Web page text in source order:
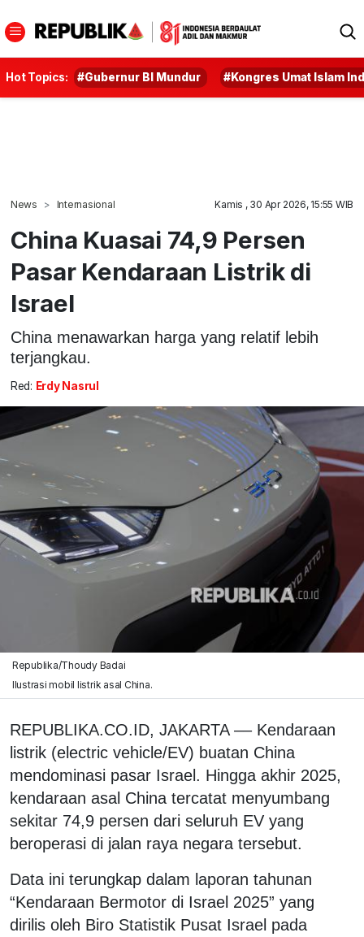
Hot Topics: #Gubernur BI Mundur #Kongres Umat Islam
News Internasional Kamis , 30 Apr 2026, 15:55 WIB
China Kuasai 74,9 Persen
Pasar Kendaraan Listrik di
Israel
China menawarkan harga yang relatif lebih
terjangkau.
Red: Erdy Nasrul
Republika/Thoudy Badai
Ilustrasi mobil listrik asal China.
REPUBLIKA.CO.ID, JAKARTA –– Kendaraan
listrik (electric vehicle/EV) buatan China
mendominasi pasar Israel. Hingga akhir 2025,
kendaraan asal China tercatat menyumbang
sekitar 74,9 persen dari seluruh EV yang
beroperasi di jalan raya negara tersebut.
Data ini terungkap dalam laporan tahunan
“Kendaraan Bermotor di Israel 2025” yang
dirilis oleh Biro Statistik Pusat Israel pada